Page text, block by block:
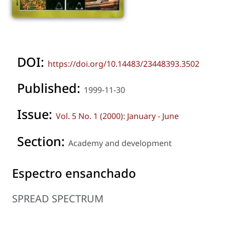
DOI: https://doi.org/10.14483/23448393.3502
Published: 1999-11-30
Issue: Vol. 5 No. 1 (2000): January - June
Section: Academy and development
Espectro ensanchado
SPREAD SPECTRUM